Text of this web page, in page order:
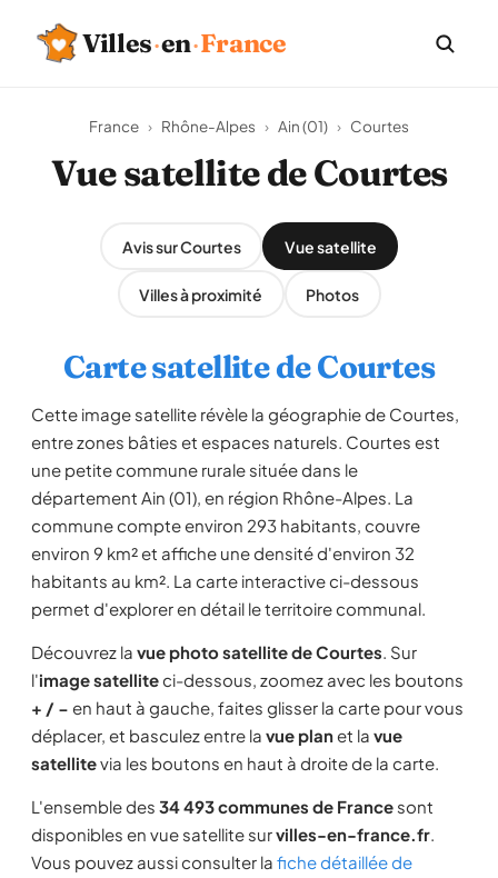
Villes·en·France
France › Rhône-Alpes › Ain (01) › Courtes
Vue satellite de Courtes
Avis sur Courtes Vue satellite
Villes à proximité Photos
Carte satellite de Courtes
Cette image satellite révèle la géographie de Courtes,
entre zones bâties et espaces naturels. Courtes est
une petite commune rurale située dans le
département Ain (01), en région Rhône-Alpes. La
commune compte environ 293 habitants, couvre
environ 9 km² et affiche une densité d'environ 32
habitants au km². La carte interactive ci-dessous
permet d'explorer en détail le territoire communal.
Découvrez la vue photo satellite de Courtes. Sur
l'image satelliteci-dessous, zoomez avec les boutons
+ / − en haut à gauche, faites glisser la carte pour vous
déplacer, et basculez entre la vue planet la vue
satellitevia les boutons en haut à droite de la carte.
L'ensemble des 34 493 communes de France sont
disponibles en vue satellite survilles-en-france.fr.
Vous pouvez aussi consulter la fiche détaillée de